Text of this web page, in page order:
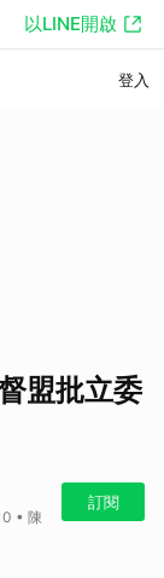
以LINE開啟
登入
盟批立委
• 陳
訂閱